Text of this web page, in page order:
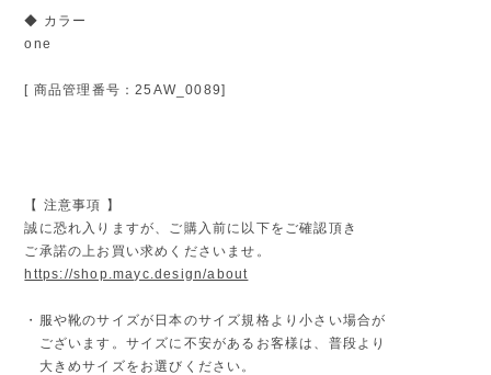
◆ カラー
one
[ 商品管理番号：25AW_0089]
【 注意事項 】
誠に恐れ入りますが、ご購入前に以下をご確認頂き
ご承諾の上お買い求めくださいませ。
https://shop.mayc.design/about
・服や靴のサイズが日本のサイズ規格より小さい場合が
ございます。サイズに不安があるお客様は、普段より
大きめサイズをお選びください。